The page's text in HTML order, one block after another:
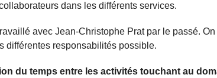
dans les différents services.
avec Jean-Christophe Prat par le passé.
différentes responsabilités possible.
du temps entre les activités touchant au